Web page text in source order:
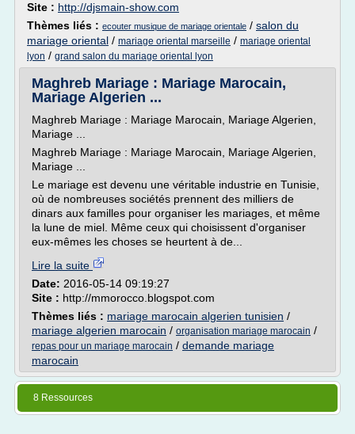
Site : http://djsmain-show.com
Thèmes liés : ecouter musique de mariage orientale / salon du
mariage oriental / mariage oriental marseille / mariage oriental
lyon / grand salon du mariage oriental lyon
Maghreb Mariage : Mariage Marocain,
Mariage Algerien ...
Maghreb Mariage : Mariage Marocain, Mariage Algerien,
Mariage ...
Maghreb Mariage : Mariage Marocain, Mariage Algerien,
Mariage ...
Le mariage est devenu une véritable industrie en Tunisie,
où de nombreuses sociétés prennent des milliers de
dinars aux familles pour organiser les mariages, et même
la lune de miel. Même ceux qui choisissent d'organiser
eux-mêmes les choses se heurtent à de...
Lire la suite
Date: 2016-05-14 09:19:27
Site : http://mmorocco.blogspot.com
Thèmes liés : mariage marocain algerien tunisien /
mariage algerien marocain / organisation mariage marocain /
repas pour un mariage marocain / demande mariage
marocain
8 Ressources